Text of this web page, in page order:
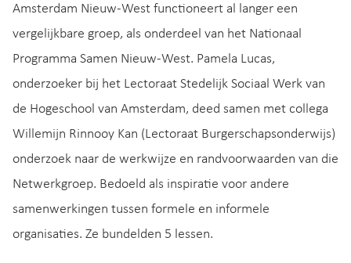
Amsterdam Nieuw-West functioneert al langer een
vergelijkbare groep, als onderdeel van het Nationaal
Programma Samen Nieuw-West. Pamela Lucas,
onderzoeker bij het Lectoraat Stedelijk Sociaal Werk van
de Hogeschool van Amsterdam, deed samen met collega
Willemijn Rinnooy Kan (Lectoraat Burgerschapsonderwijs)
onderzoek naar de werkwijze en randvoorwaarden van die
Netwerkgroep. Bedoeld als inspiratie voor andere
samenwerkingen tussen formele en informele
organisaties. Ze bundelden 5 lessen.